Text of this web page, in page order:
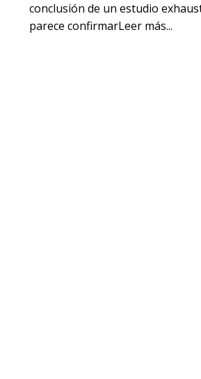
conclusión de un estudio
parece confirmarLeer más...